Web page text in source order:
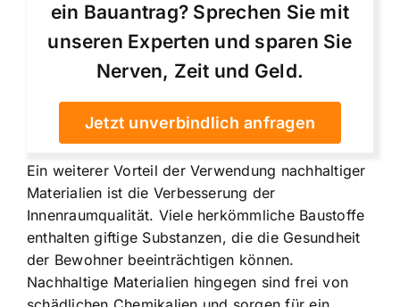
ein Bauantrag? Sprechen Sie mit
unseren Experten und sparen Sie
Nerven, Zeit und Geld.
Jetzt unverbindlich anfragen
Ein weiterer Vorteil der Verwendung nachhaltiger
Materialien ist die Verbesserung der
Innenraumqualität. Viele herkömmliche Baustoffe
enthalten giftige Substanzen, die die Gesundheit
der Bewohner beeinträchtigen können.
Nachhaltige Materialien hingegen sind frei von